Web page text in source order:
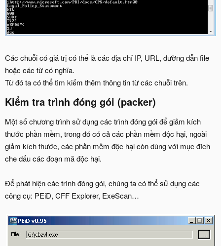
Các chuỗi có giá trị có thể là các địa chỉ IP, URL, đường dẫn file
hoặc các từ có nghĩa.
Từ đó ta có thể tìm kiếm thêm thông tin từ các chuỗi trên.
Kiểm tra trình đóng gói (packer)​
Một số chương trình sử dụng các trình đóng gói để giảm kích
thước phần mềm, trong đó có cả các phần mềm độc hại, ngoài
giảm kích thước, các phần mềm độc hại còn dùng với mục đích
che dấu các đoạn mã độc hại.
Để phát hiện các trình đóng gói, chúng ta có thể sử dụng các
công cụ: PEiD, CFF Explorer, ExeScan…